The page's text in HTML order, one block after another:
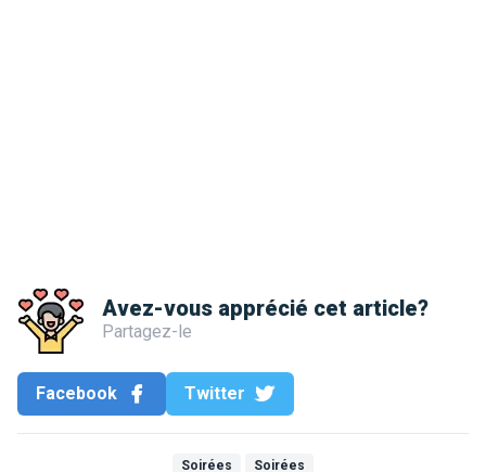
Avez-vous apprécié cet article?
Partagez-le
Facebook Twitter
Soirées Soirées